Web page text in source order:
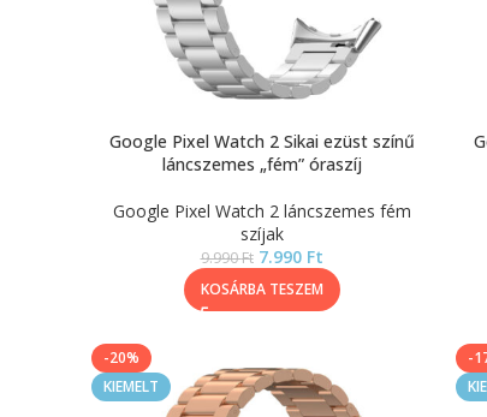
Google Pixel Watch 2 Sikai ezüst színű
láncszemes „fém” óraszíj
Google Pixel Watch 2 láncszemes fém
szíjak
9.990Ft 7.990 Ft
KOSÁRBA TESZEM
-20%
KIEMELT
-